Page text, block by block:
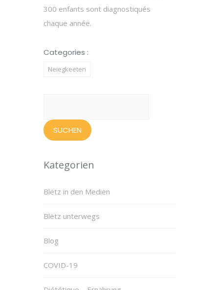
300 enfants sont diagnostiqués
chaque année.
Categories :
Neiegkeeten
Kategorien
Blëtz in den Medien
Blëtz unterwegs
Blog
COVID-19